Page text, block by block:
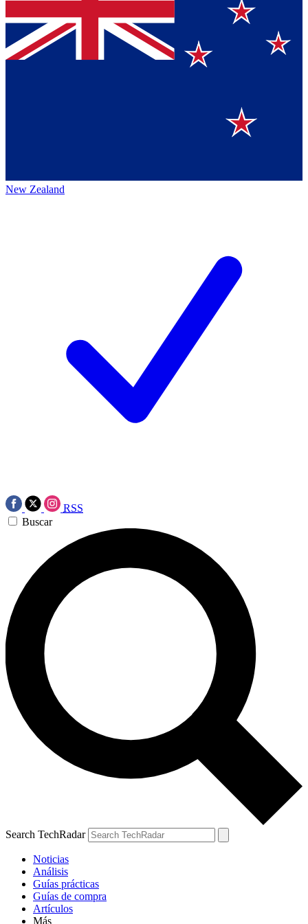
New Zealand
RSS
Buscar
Search TechRadar
Noticias
Análisis
Guías prácticas
Guías de compra
Artículos
Más